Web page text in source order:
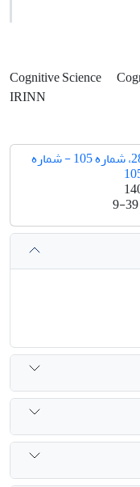
Cognitive Science
IRINN
دوره 28، شماره 105 - شماره
9-39